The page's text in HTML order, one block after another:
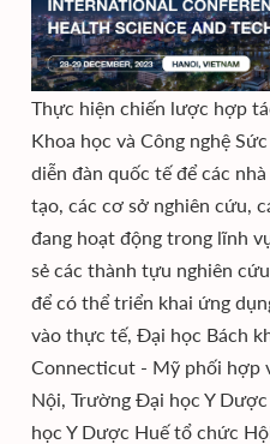
Thực hiện chiến lược hợp
Khoa học và Công nghệ
diễn đàn quốc tế để các
tạo, các cơ sở nghiên cứu,
đang hoạt động trong lĩnh
sẻ các thành tựu nghiên
để có thể triển khai ứng
vào thực tế, Đại học Bách
Connecticut - Mỹ phối hợp
Nội, Trường Đại học Y
học Y Dược Huế tổ chức